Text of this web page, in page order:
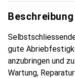
Beschreibung
gute
anzubringen und
Wartung,